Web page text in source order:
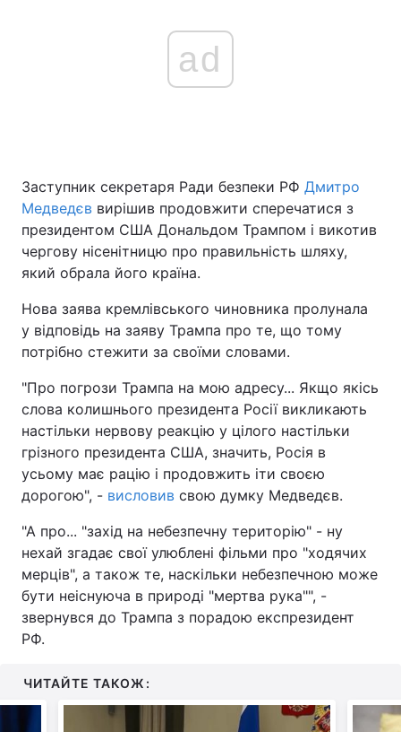
ad
Заступник секретаря Ради безпеки РФ Дмитро
Медведєв вирішив продовжити сперечатися з
президентом США Дональдом Трампом і викотив
чергову нісенітницю про правильність шляху,
який обрала його країна.
Нова заява кремлівського чиновника пролунала
у відповідь на заяву Трампа про те, що тому
потрібно стежити за своїми словами.
"Про погрози Трампа на мою адресу... Якщо якісь
слова колишнього президента Росії викликають
настільки нервову реакцію у цілого настільки
грізного президента США, значить, Росія в
усьому має рацію і продовжить іти своєю
дорогою", - висловив свою думку Медведєв.
"А про... "захід на небезпечну територію" - ну
нехай згадає свої улюблені фільми про "ходячих
мерців", а також те, наскільки небезпечною може
бути неіснуюча в природі "мертва рука"", -
звернувся до Трампа з порадою експрезидент
РФ.
ЧИТАЙТЕ ТАКОЖ: